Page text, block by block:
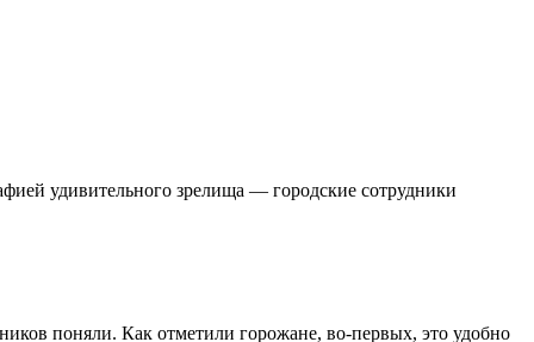
удивительного зрелища — городские сотрудники
поняли. Как отметили горожане, во-первых, это удобно